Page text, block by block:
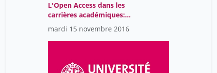
L'Open Access dans les
carrières académiques:
perspectives pratiques et
morales du chercheur
sur l'Open Access
mardi 15 novembre 2016